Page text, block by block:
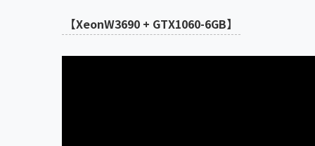
【XeonW3690 + GTX1060-6GB】